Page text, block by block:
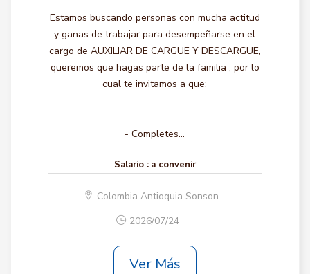
Estamos buscando personas con mucha actitud
y ganas de trabajar para desempeñarse en el
cargo de AUXILIAR DE CARGUE Y DESCARGUE,
queremos que hagas parte de la familia , por lo
cual te invitamos a que:
- Completes...
Salario : a convenir
Colombia Antioquia Sonson
2026/07/24
Ver Más